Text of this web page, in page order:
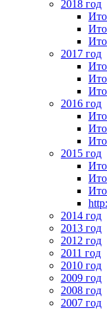
2018 год
2017 год
2016 год
2015 год
2014 год
2013 год
2012 год
2011 год
2010 год
2009 год
2008 год
2007 год